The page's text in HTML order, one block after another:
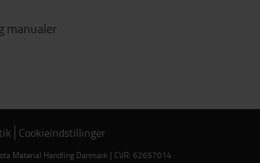
manualer
Cookieindstillinger
Material Handling Danmark | CVR: 62657014